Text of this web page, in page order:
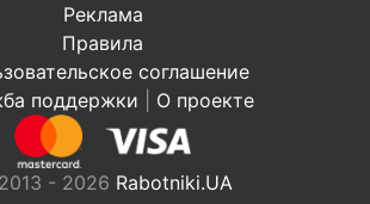
Реклама
Правила
соглашение
поддержки
О проекте
- 2026 Rabotniki.UA